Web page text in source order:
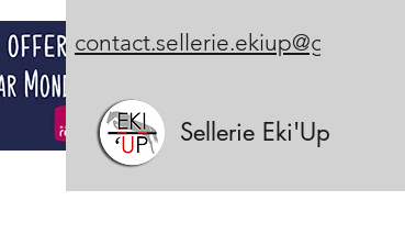
contact.sellerie.ekiup@gmail.com
Sellerie Eki'Up